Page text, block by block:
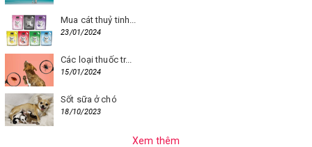
Mua cát thuỷ tinh...
23/01/2024
Các loại thuốc tr...
15/01/2024
Sốt sữa ở chó
18/10/2023
Xem thêm